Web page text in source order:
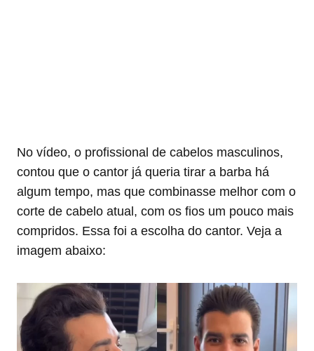
No vídeo, o profissional de cabelos masculinos,
contou que o cantor já queria tirar a barba há
algum tempo, mas que combinasse melhor com o
corte de cabelo atual, com os fios um pouco mais
compridos. Essa foi a escolha do cantor. Veja a
imagem abaixo: